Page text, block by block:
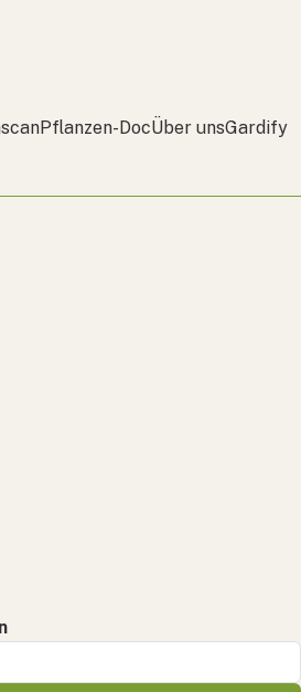
Pflanzen-DocÜber unsGardify